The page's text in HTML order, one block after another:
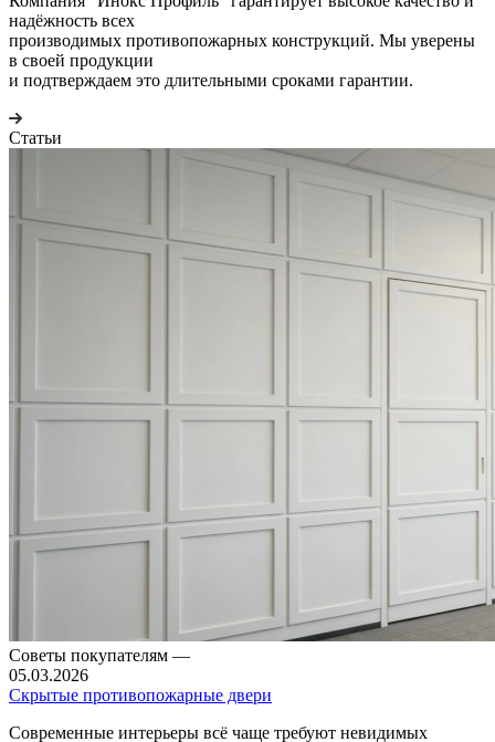
надёжность всех
производимых противопожарных конструкций. Мы уверены
в своей продукции
и подтверждаем это длительными сроками гарантии.
Статьи
Советы покупателям —
05.03.2026
Скрытые противопожарные двери
Современные интерьеры всё чаще требуют невидимых